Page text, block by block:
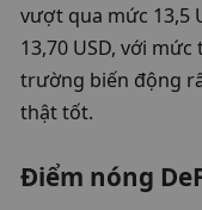
vượt qua mức 13,5
13,70 USD, với
trường biến động
thật tốt.
Điểm nóng